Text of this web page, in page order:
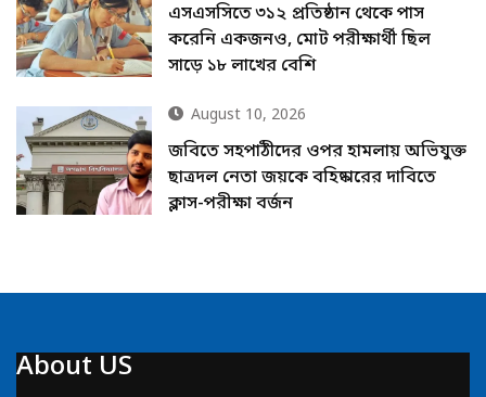
এসএসসিতে ৩১২ প্রতিষ্ঠান থেকে পাস
করেনি একজনও, মোট পরীক্ষার্থী ছিল
সাড়ে ১৮ লাখের বেশি
August 10, 2026
জবিতে সহপাঠীদের ওপর হামলায় অভিযুক্ত
ছাত্রদল নেতা জয়কে বহিষ্কারের দাবিতে
ক্লাস-পরীক্ষা বর্জন
About US